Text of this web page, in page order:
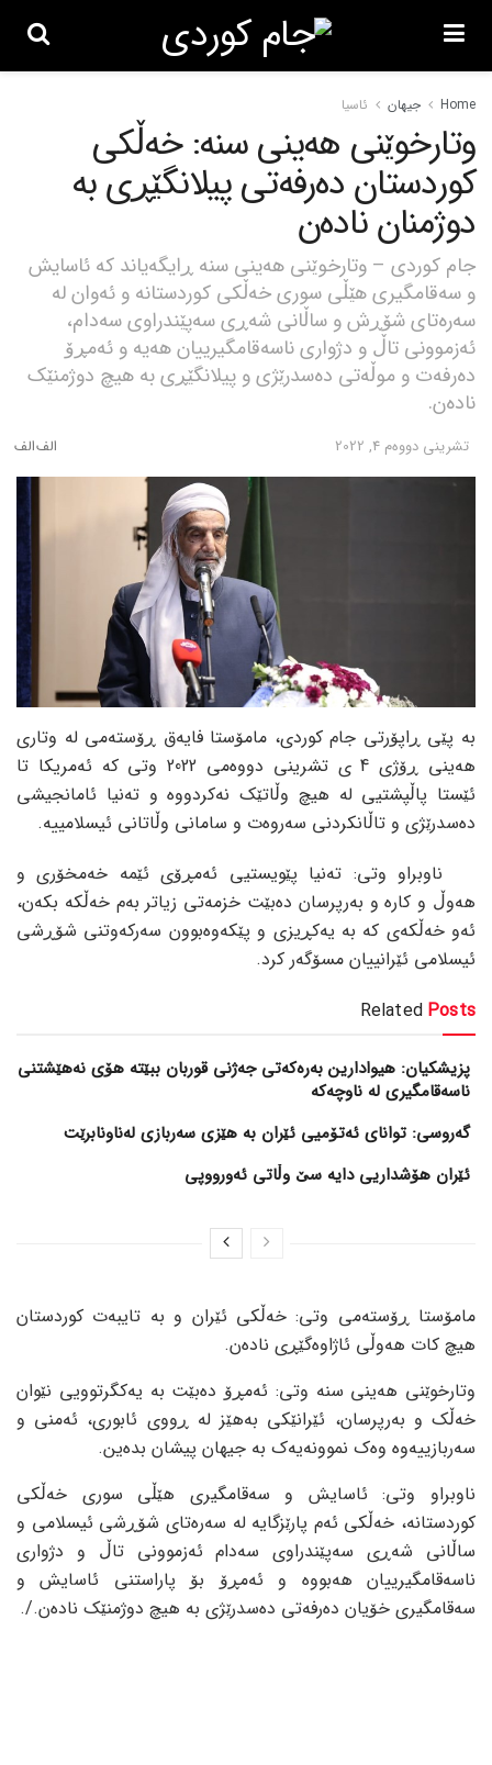
Home جیهان ئاسیا
وتارخوێنی هەینی سنە: خەڵکی
کوردستان دەرفەتی پیلانگێڕی بە
دوژمنان نادەن
جام کوردی – وتارخوێنی هەینی سنە ڕایگەیاند کە ئاسایش
و سەقامگیری هێڵی سوری خەڵکی کوردستانە و ئەوان لە
سەرەتای شۆڕش و ساڵانی شەڕی سەپێندراوی سەدام،
ئەزموونی تاڵ و دژواری ناسەقامگیرییان هەیە و ئەمڕۆ
دەرفەت و موڵەتی دەسدرێژی و پیلانگێڕی بە هیچ دوژمنێک
نادەن.
تشرینی دووه‌م 4, 2022
بە پێی ڕاپۆرتی جام کوردی، مامۆستا فایەق ڕۆستەمی لە وتاری
هەینی ڕۆژی 4 ی تشرینی دووەمی 2022 وتی کە ئەمریکا تا
ئێستا پاڵپشتیی لە هیچ وڵاتێک نەکردووە و تەنیا ئامانجیشی
دەسدرێژی و تاڵانکردنی سەروەت و سامانی وڵاتانی ئیسلامییە.
ناوبراو وتی: تەنیا پێویستیی ئەمڕۆی ئێمە خەمخۆری و
هەوڵ و کارە و بەرپرسان دەبێت خزمەتی زیاتر بەم خەڵکە بکەن،
ئەو خەڵکەی کە بە یەکڕیزی و پێکەوەبوون سەرکەوتنی شۆڕشی
ئیسلامی ئێرانییان مسۆگەر کرد.
Related Posts
پزیشکیان: هیوادارین بەرەکەتی جەژنی قوربان ببێتە هۆی نەهێشتنی
ناسەقامگیری لە ناوچەکە
گەروسی: توانای ئەتۆمیی ئێران بە هێزی سەربازی لەناونابرێت
ئێران هۆشداریی دایە سێ وڵاتی ئەورووپی
مامۆستا ڕۆستەمی وتی: خەڵکی ئێران و بە تایبەت کوردستان
هیچ کات هەوڵی ئاژاوەگێڕی نادەن.
وتارخوێنی هەینی سنە وتی: ئەمڕۆ دەبێت بە یەکگرتوویی نێوان
خەڵک و بەرپرسان، ئێرانێکی بەهێز لە ڕووی ئابوری، ئەمنی و
سەربازییەوە وەک نموونەیەک بە جیهان پیشان بدەین.
ناوبراو وتی: ئاسایش و سەقامگیری هێڵی سوری خەڵکی
کوردستانە، خەڵکی ئەم پارێزگایە لە سەرەتای شۆڕشی ئیسلامی و
ساڵانی شەڕی سەپێندراوی سەدام ئەزموونی تاڵ و دژواری
ناسەقامگیرییان هەبووە و ئەمڕۆ بۆ پاراستنی ئاسایش و
سەقامگیری خۆیان دەرفەتی دەسدرێژی بە هیچ دوژمنێک نادەن./.